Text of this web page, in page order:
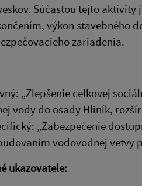
Súčasťou tejto aktivity
výkon stavebného
zariadenia.
„Zlepšenie celkovej
vody do osady Hliník,
„Zabezpečenie
vodovodnej vetvy
ukazovatele: